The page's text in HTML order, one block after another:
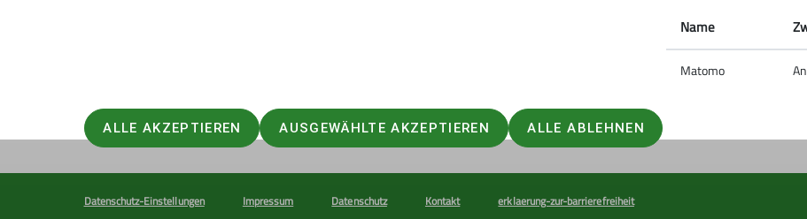
Datenschutz-Einstellungen Impressum Datenschutz Kontakt erklaerung-zur-barrierefreiheit
Name
Matomo
ALLE AKZEPTIEREN AUSGEWÄHLTE AKZEPTIEREN ALLE ABLEHNEN